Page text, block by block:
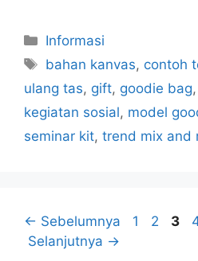
Kategori
Informasi
Tag
bahan kanvas, contoh
ulang tas, gift, goodie bag,
kegiatan sosial, model
seminar kit, trend mix and
← Sebelumnya Halaman
1 2 3
Selanjutnya →